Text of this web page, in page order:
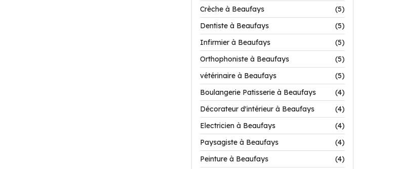
Crèche à Beaufays
(5)
Dentiste à Beaufays
(5)
Infirmier à Beaufays
(5)
Orthophoniste à Beaufays
(5)
vétérinaire à Beaufays
(5)
Boulangerie Patisserie à Beaufays
(4)
Décorateur d'intérieur à Beaufays
(4)
Electricien à Beaufays
(4)
Paysagiste à Beaufays
(4)
Peinture à Beaufays
(4)